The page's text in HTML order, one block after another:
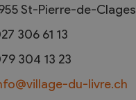
St-Pierre-de-Clages
306 61 13
304 13 23
du-livre.ch